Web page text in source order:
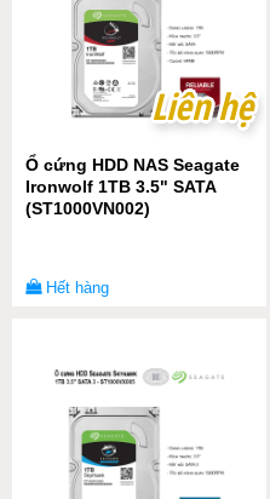
Liên hệ
Liên hệ
Ổ cứng HDD NAS Seagate
Ironwolf 1TB 3.5" SATA
(ST1000VN002)
Hết hàng